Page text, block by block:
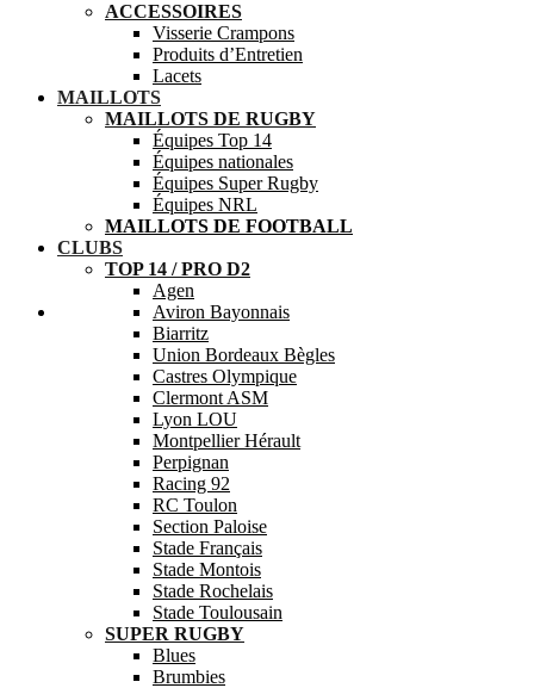
ACCESSOIRES
Visserie Crampons
Produits d’Entretien
Lacets
MAILLOTS
MAILLOTS DE RUGBY
Équipes Top 14
Équipes nationales
Équipes Super Rugby
Équipes NRL
MAILLOTS DE FOOTBALL
CLUBS
TOP 14 / PRO D2
Agen
Aviron Bayonnais
Biarritz
Union Bordeaux Bègles
Castres Olympique
Clermont ASM
Lyon LOU
Montpellier Hérault
Perpignan
Racing 92
RC Toulon
Section Paloise
Stade Français
Stade Montois
Stade Rochelais
Stade Toulousain
SUPER RUGBY
Blues
Brumbies